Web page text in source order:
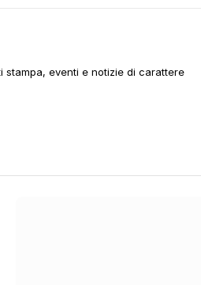
eventi e notizie di carattere